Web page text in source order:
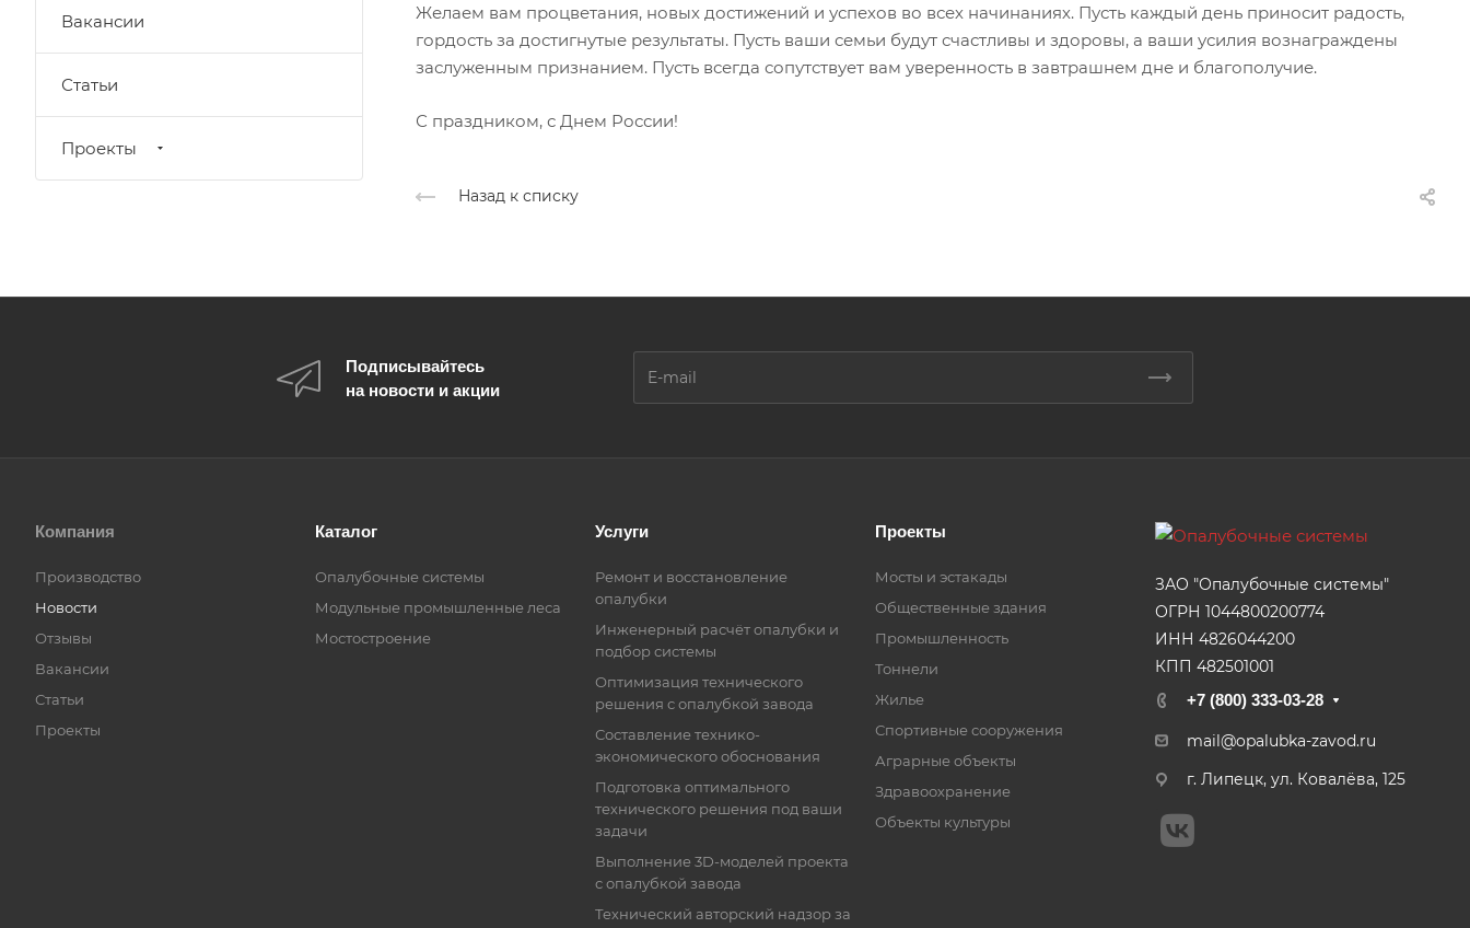
Желаем вам процветания, новых достижений и успехов во всех начинаниях. Пусть каждый день приносит радость,
гордость за достигнутые результаты. Пусть ваши семьи будут счастливы и здоровы, а ваши усилия вознаграждены
заслуженным признанием. Пусть всегда сопутствует вам уверенность в завтрашнем дне и благополучие.
С праздником, с Днем России!
Назад к списку
Вакансии
Статьи
Проекты
Подписывайтесь
на новости и акции
Компания
Производство
Новости
Отзывы
Вакансии
Статьи
Проекты
Каталог
Опалубочные системы
Модульные промышленные леса
Мостостроение
Услуги
Ремонт и восстановление
опалубки
Инженерный расчёт опалубки и
подбор системы
Оптимизация технического
решения с опалубкой завода
Составление технико-
экономического обоснования
Подготовка оптимального
технического решения под ваши
задачи
Выполнение 3D-моделей проекта
с опалубкой завода
Технический авторский надзор за
Проекты
Мосты и эстакады
Общественные здания
Промышленность
Тоннели
Жилье
Спортивные сооружения
Аграрные объекты
Здравоохранение
Объекты культуры
ЗАО "Опалубочные системы"
ОГРН 1044800200774
ИНН 4826044200
КПП 482501001
+7 (800) 333-03-28
mail@opalubka-zavod.ru
г. Липецк, ул. Ковалёва, 125